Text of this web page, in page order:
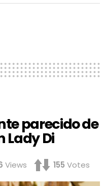
parecido de
Lady Di
Views 155 Votes